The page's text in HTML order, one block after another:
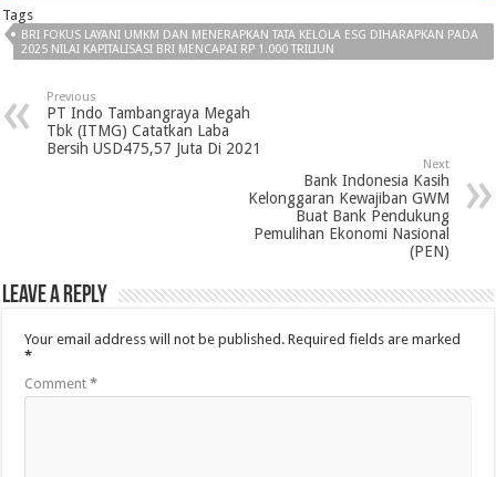
Tags
BRI FOKUS LAYANI UMKM DAN MENERAPKAN TATA KELOLA ESG DIHARAPKAN PADA
2025 NILAI KAPITALISASI BRI MENCAPAI RP 1.000 TRILIUN
Previous
PT Indo Tambangraya Megah
Tbk (ITMG) Catatkan Laba
Bersih USD475,57 Juta Di 2021
Next
Bank Indonesia Kasih
Kelonggaran Kewajiban GWM
Buat Bank Pendukung
Pemulihan Ekonomi Nasional
(PEN)
Leave a Reply
Your email address will not be published. Required fields are marked
*
Comment*